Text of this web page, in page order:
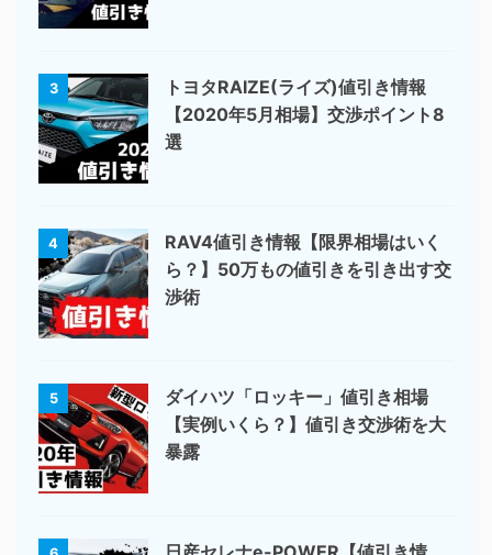
3
トヨタRAIZE(ライズ)値引き情報
【2020年5月相場】交渉ポイント8
選
4
RAV4値引き情報【限界相場はいく
ら？】50万もの値引きを引き出す交
渉術
5
ダイハツ「ロッキー」値引き相場
【実例いくら？】値引き交渉術を大
暴露